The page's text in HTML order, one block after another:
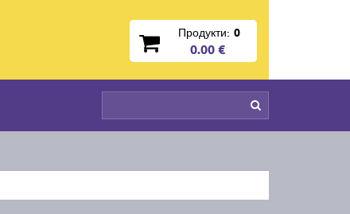
Продукти: 0
0.00 €